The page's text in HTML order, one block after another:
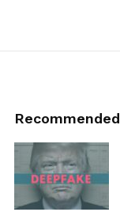
Recommended